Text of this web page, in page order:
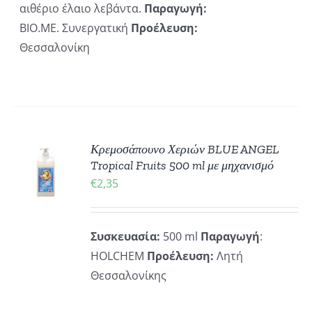
αιθέριο έλαιο λεβάντα. Παραγωγή:
ΒΙΟ.ΜΕ. Συνεργατική Προέλευση:
Θεσσαλονίκη
Κρεμοσάπουνο Χεριών BLUE ANGEL
Tropical Fruits 500 ml με μηχανισμό
€2,35
Συσκευασία: 500 ml Παραγωγή:
HOLCHEM Προέλευση: Λητή
Θεσσαλονίκης